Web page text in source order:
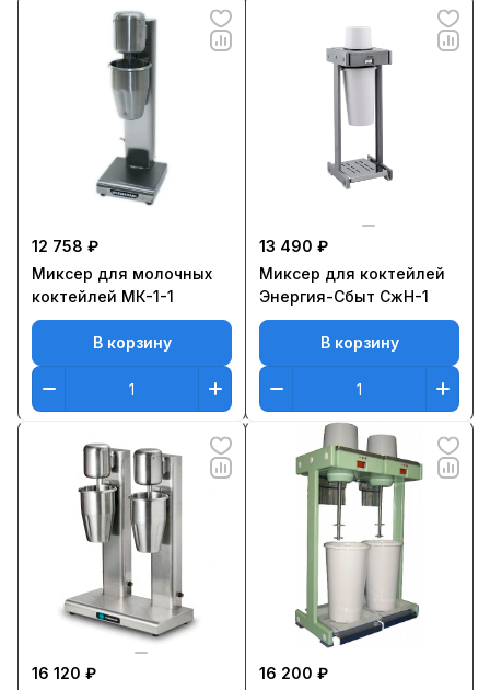
12 758 ₽
Миксер для молочных
коктейлей МК-1-1
В корзину
13 490 ₽
Миксер для коктейлей
Энергия-Сбыт СжН-1
В корзину
16 120 ₽
16 200 ₽